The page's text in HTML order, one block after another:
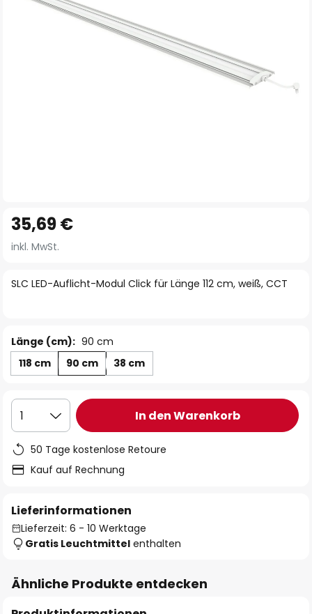
Anfang
der
springen
SLC LED-Auflicht-Modul Click für Länge 112 cm, weiß, CCT
35,69 €
inkl. MwSt.
Länge (cm): 90 cm
118 cm
90 cm 38 cm
1 In den Warenkorb
50 Tage kostenlose Retoure
Kauf auf Rechnung
Lieferinformationen
Lieferzeit: 6 - 10 Werktage
Gratis Leuchtmittel enthalten
Ähnliche Produkte entdecken